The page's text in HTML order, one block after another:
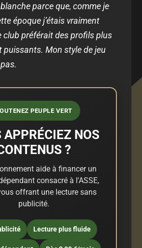
parce que, comme je
époque j’étais vraiment
club préférait des profils plus
puissants. Mon style de jeu
PEUPLE VERT
APPRÉCIEZ NOS
?
aide à financer un
consacré à l'ASSE,
offrant une lecture sans
publicité.
Lecture plus fluide